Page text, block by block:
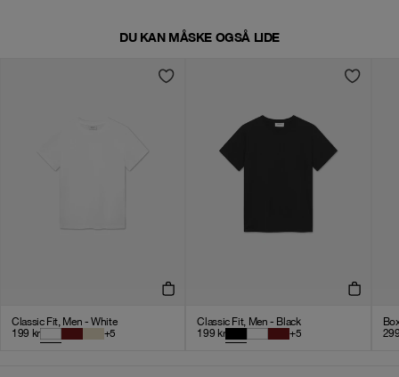
DU KAN MÅSKE OGSÅ LIDE
Classic Fit, Men - White
199 kr +5
Classic Fit, Men - Black
199 kr +5